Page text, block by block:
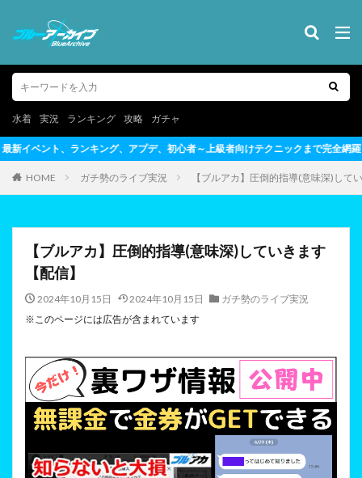
水着 実況 ランキング 攻略 ガチャ
、初心者～上級者向けテクニックまで完全網羅
HOME ガチ勢のライブ実況 【ブルアカ】圧倒的指導(意味深)して
【ブルアカ】圧倒的指導(意味深)していきます
【配信】
2024年10月15日 2024年10月15日
ガチ勢のライブ実況
※このページには広告が含まれています